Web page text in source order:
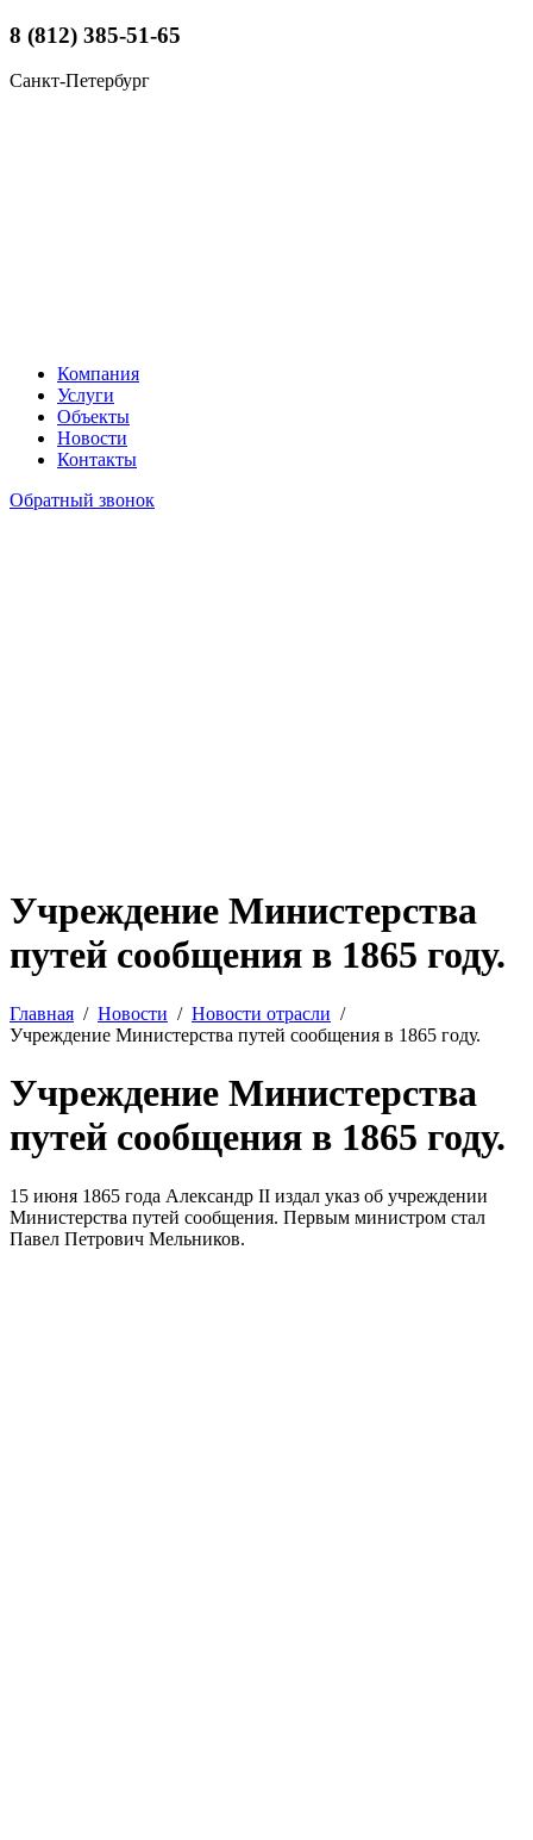
8 (812) 385-51-65
Санкт-Петербург
Компания
Услуги
Объекты
Новости
Контакты
Обратный звонок
Учреждение Министерства
путей сообщения в 1865 году.
Главная Новости
Новости отрасли
Учреждение Министерства путей сообщения в 1865 году.
Учреждение Министерства
путей сообщения в 1865 году.
15 июня 1865 года Александр II издал указ об учреждении
Министерства путей сообщения. Первым министром стал
Павел Петрович Мельников.